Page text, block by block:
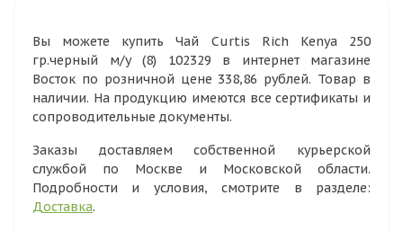
Вы можете купить Чай Curtis Rich Kenya 250
гр.черный м/у (8) 102329 в интернет магазине
Восток по розничной цене 338,86 рублей. Товар в
наличии. На продукцию имеются все сертификаты и
сопроводительные документы.
Заказы доставляем собственной курьерской
службой по Москве и Московской области.
Подробности и условия, смотрите в разделе:
Доставка.